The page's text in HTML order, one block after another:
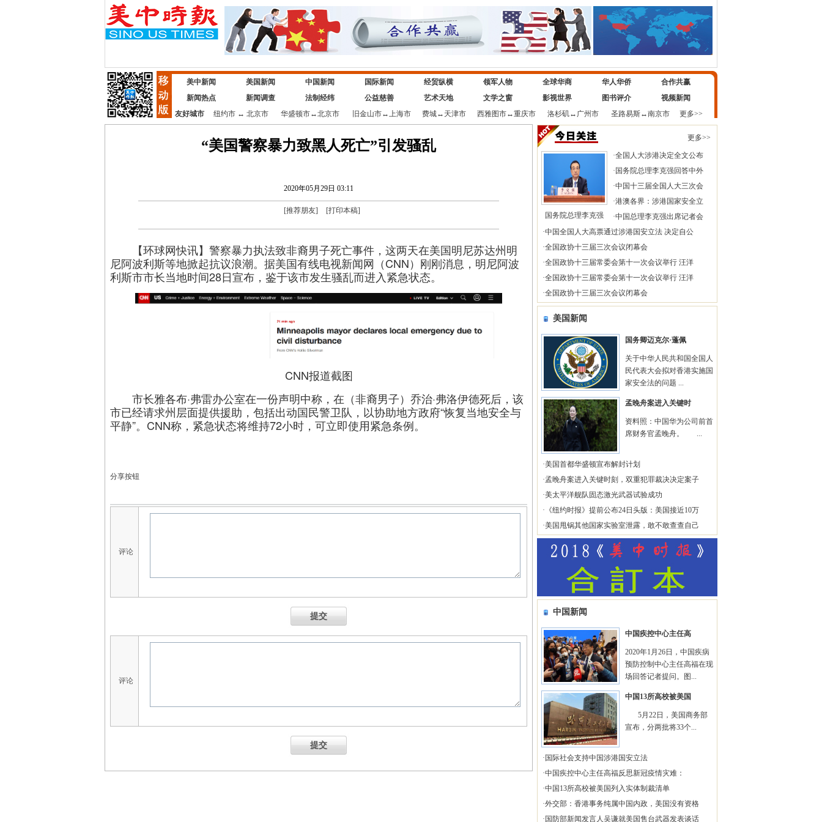
美中新闻 美国新闻 中国新闻 国际新闻 经贸纵横 领军人物 全球华商 华人华侨
合作共赢
新闻热点
新闻调查 法制经纬 公益慈善 艺术天地 文学之窗 影视世界 图书评介
视频新闻
友好城市
纽约市↔ 北京市 华盛顿市↔北京市 旧金山市↔上海市 费城↔ 天津市 西雅图市↔重庆市 洛杉矶↔ 广州市 圣路易斯↔南京市 更多>>
“美国警察暴力致黑人死亡”引发骚乱
2020年05月29日 03:11
[推荐朋友] [打印本稿]
【环球网快讯】警察暴力执法致非裔男子死亡事件，这两天在美国明尼苏达州明
尼阿波利斯等地掀起抗议浪潮。据美国有线电视新闻网（CNN）刚刚消息，明尼阿波
利斯市市长当地时间28日宣布，鉴于该市发生骚乱而进入紧急状态。
CNN报道截图
市长雅各布·弗雷办公室在一份声明中称，在（非裔男子）乔治·弗洛伊德死后，该
市已经请求州层面提供援助，包括出动国民警卫队，以协助地方政府“恢复当地安全与
平静”。CNN称，紧急状态将维持72小时，可立即使用紧急条例。
分享按钮
评论
提交
评论
提交
更多>>
国务院总理李克强
·全国人大涉港决定全文公布
· 国务院总理李克强回答中外
·中国十三届全国人大三次会
·港澳各界：涉港国家安全立
·中国总理李克强出席记者会
·中国全国人大高票通过涉港国安立法 决定自公
·全国政协十三届三次会议闭幕会
·全国政协十三届常委会第十一次会议举行 汪洋
·全国政协十三届常委会第十一次会议举行 汪洋
·全国政协十三届三次会议闭幕会
美国新闻
国务卿迈克尔·蓬佩
关于中华人民共和国全国人
民代表大会拟对香港实施国
家安全法的问题 ...
孟晚舟案进入关键时
资料照：中国华为公司前首
席财务官孟晚舟。 ...
·美国首都华盛顿宣布解封计划
·孟晚舟案进入关键时刻，双重犯罪裁决决定案子
·美太平洋舰队固态激光武器试验成功
· 《纽约时报》提前公布24日头版：美国接近10万
·美国甩锅其他国家实验室泄露，敢不敢查查自己
中国新闻
中国疾控中心主任高
2020年1月26日，中国疾病
预防控制中心主任高福在现
场回答记者提问。图...
中国13所高校被美国
5月22日，美国商务部
宣布，分两批将33个...
· 国际社会支持中国涉港国安立法
·中国疾控中心主任高福反思新冠疫情灾难：
·中国13所高校被美国列入实体制裁清单
·外交部：香港事务纯属中国内政，美国没有资格
· 国防部新闻发言人吴谦就美国售台武器发表谈话